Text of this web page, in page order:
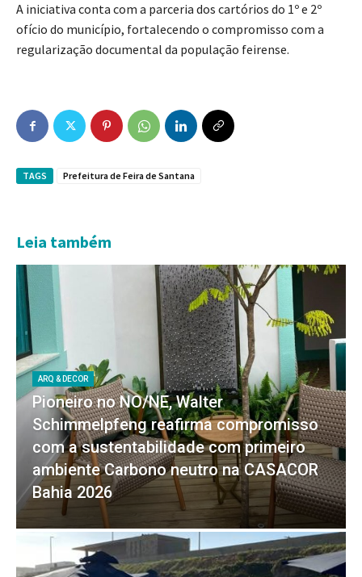
A iniciativa conta com a parceria dos cartórios do 1º e 2º
ofício do município, fortalecendo o compromisso com a
regularização documental da população feirense.
TAGS Prefeitura de Feira de Santana
Leia também
ARQ & DECOR
Pioneiro no NO/NE, Walter
Schimmelpfeng reafirma compromisso
com a sustentabilidade com primeiro
ambiente Carbono neutro na CASACOR
Bahia 2026